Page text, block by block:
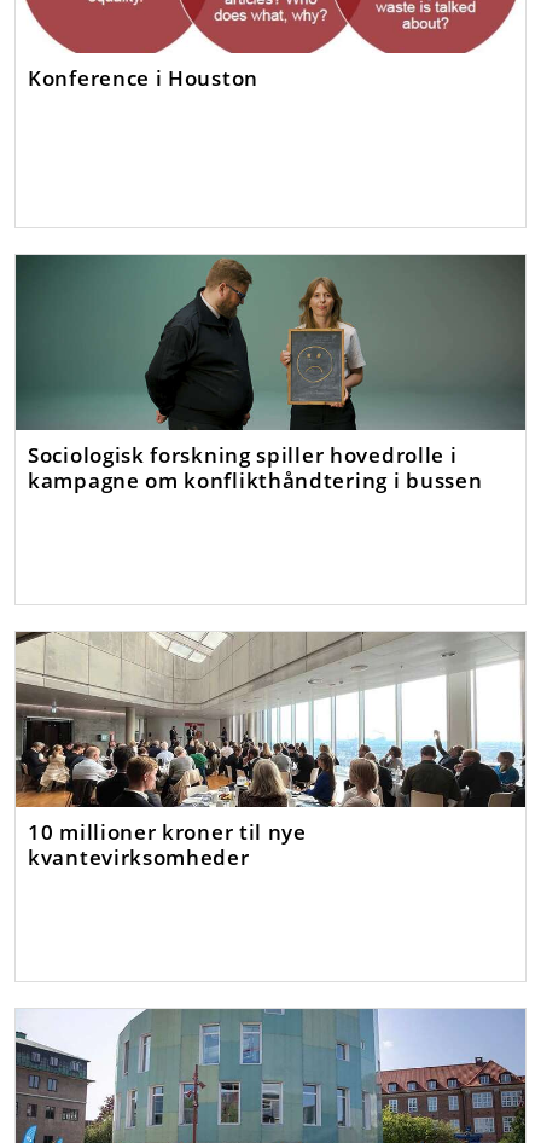
Konference i Houston
Sociologisk forskning spiller hovedrolle i
kampagne om konflikthåndtering i bussen
10 millioner kroner til nye
kvantevirksomheder